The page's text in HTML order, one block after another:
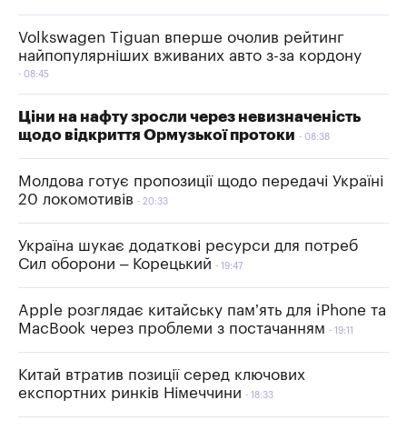
Volkswagen Tiguan вперше очолив рейтинг
найпопулярніших вживаних авто з-за кордону
08:45
Ціни на нафту зросли через невизначеність
щодо відкриття Ормузької протоки
08:38
Молдова готує пропозиції щодо передачі Україні
20 локомотивів
20:33
Україна шукає додаткові ресурси для потреб
Сил оборони – Корецький
19:47
Apple розглядає китайську пам’ять для iPhone та
MacBook через проблеми з постачанням
19:11
Китай втратив позиції серед ключових
експортних ринків Німеччини
18:33